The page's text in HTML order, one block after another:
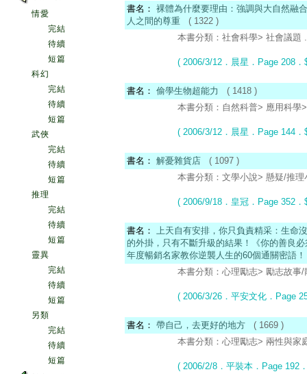
情愛
完結
待續
短篇
科幻
完結
待續
短篇
武俠
完結
待續
短篇
推理
完結
待續
短篇
靈異
完結
待續
短篇
另類
完結
待續
短篇
書名： 裸體為什麼要理由：強調與大自然融
人之間的尊重
( 1322 )
本書分類：社會科學> 社會議題
( 2006/3/12．晨星 ．Page 208
書名： 偷學生物超能力
( 1418 )
本書分類：自然科普> 應用科學
( 2006/3/12．晨星 ．Page 144
書名： 解憂雜貨店
( 1097 )
本書分類：文學小說> 懸疑/推
( 2006/9/18．皇冠 ．Page 352
書名： 上天自有安排，你只負責精采：生命
的外掛，只有不斷升級的結果！《你的善良
年度暢銷名家教你逆襲人生的60個通關密語！
本書分類：心理勵志> 勵志故事
( 2006/3/26．平安文化 ．Page
書名： 帶自己，去更好的地方
( 1669 )
本書分類：心理勵志> 兩性與家
( 2006/2/8．平裝本 ．Page 192